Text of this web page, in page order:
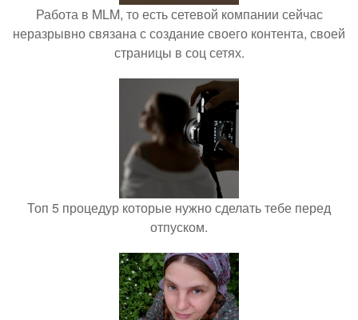
Работа в MLM, то есть сетевой компании сейчас
неразрывно связана с создание своего контента, своей
страницы в соц сетях.
Топ 5 процедур которые нужно сделать тебе перед
отпуском.